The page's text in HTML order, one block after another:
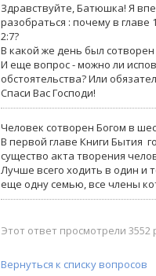
Здравствуйте, Батюшка! Я
разобраться : почему в главе
2:7?
В какой же день был сотворен
И еще вопрос - можно ли
обстоятельства? Или
Спаси Вас Господи!
Человек сотворен Богом в
В первой главе Книги Бытия
существо акта творения
Лучше всего ходить в один и
еще одну семью, все члены
Этот ответ просмотрели 3552
Вернуться к списку вопросов